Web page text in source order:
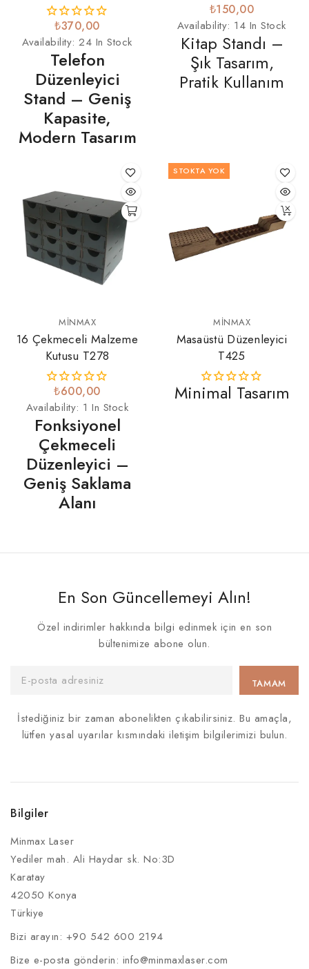
₺370,00
Availability:24 In Stock
Telefon
Düzenleyici
Stand – Geniş
Kapasite,
Modern Tasarım
₺150,00
Availability: 14 In Stock
Kitap Standı –
Şık Tasarım,
Pratik Kullanım
MINMAX
16 Çekmeceli Malzeme
Kutusu T278
₺600,00
Availability: 1 In Stock
Fonksiyonel
Çekmeceli
Düzenleyici –
Geniş Saklama
Alanı
STOKTA YOK
MINMAX
Masaüstü Düzenleyici
T425
Minimal Tasarım
En Son Güncellemeyi Alın!
Özel indirimler hakkında bilgi edinmek için en son
bültenimize abone olun.
İstediğiniz bir zaman abonelikten çıkabilirsiniz. Bu amaçla,
lütfen yasal uyarılar kısmındaki iletişim bilgilerimizi bulun.
Bilgiler
Minmax Laser
Yediler mah. Ali Haydar sk. No:3D
Karatay
42050 Konya
Türkiye
Bizi arayın: +90 542 600 2194
Bize e-posta gönderin: info@minmaxlaser.com